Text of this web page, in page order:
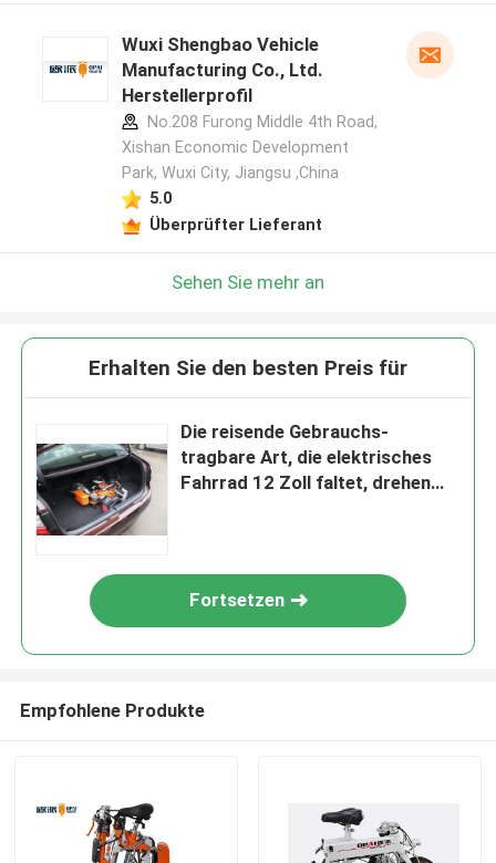
Wuxi Shengbao Vehicle
Manufacturing Co., Ltd.
Herstellerprofil
No.208 Furong Middle 4th Road,
Xishan Economic Development
Park, Wuxi City, Jiangsu ,China
5.0
Überprüfter Lieferant
Sehen Sie mehr an
Erhalten Sie den besten Preis für
Die reisende Gebrauchs-
tragbare Art, die elektrisches
Fahrrad 12 Zoll faltet, drehen
Fortsetzen
Empfohlene Produkte